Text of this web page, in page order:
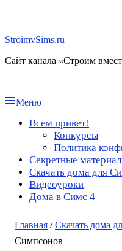
StroimvSims.ru
Сайт канала «Строим
Меню
Основное
Всем привет!
Конкурсы
Политика
Секретные
Скачать дома для
Видеоуроки
Дома в Симс 4
Главная /Скачать дома
Симпсонов